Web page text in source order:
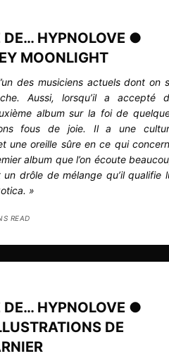
DE… HYPNOLOVE ●
MOONLIGHT
des musiciens actuels dont on
Aussi, lorsqu’il a accepté
album sur la foi de
fous de joie. Il a une
une oreille sûre en ce qui
album que l’on écoute
drôle de mélange qu’il qualifie
»
READ
DE… HYPNOLOVE ●
DE